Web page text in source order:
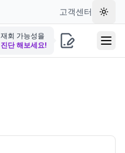
고객센터 테마
재회 가능성을
진단 해보세요!